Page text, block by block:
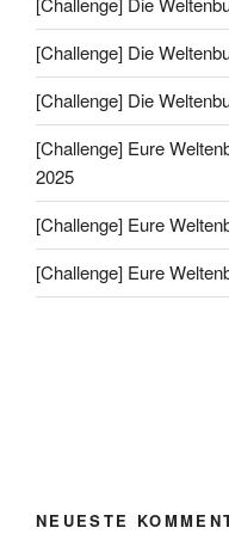
[Challenge] Die
[Challenge] Die
[Challenge] Eure
2025
[Challenge] Eure
[Challenge] Eure
NEUESTE